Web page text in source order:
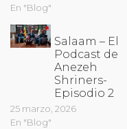
En "Blog"
Salaam – El
Podcast de
Anezeh
Shriners-
Episodio 2
25 marzo, 2026
En "Blog"